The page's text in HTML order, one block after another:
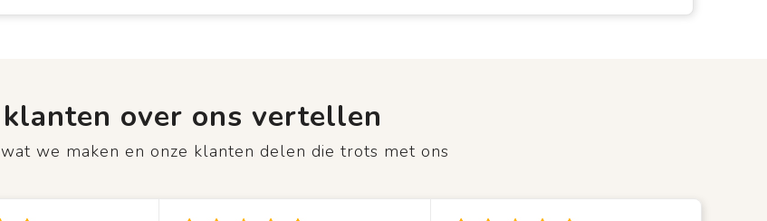
over ons vertellen
we maken en onze klanten delen die trots met ons